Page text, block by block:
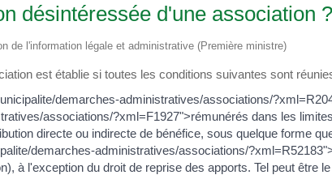
désintéressée d'une association ?
de l'information légale et administrative (Première ministre)
est établie si toutes les conditions suivantes sont
demarches-administratives/associations/
associations/?xml=F1927">rémunérés dans les
directe ou indirecte de bénéfice, sous quelque forme
demarches-administratives/associations/
à l'exception du droit de reprise des apports. Tel peut être